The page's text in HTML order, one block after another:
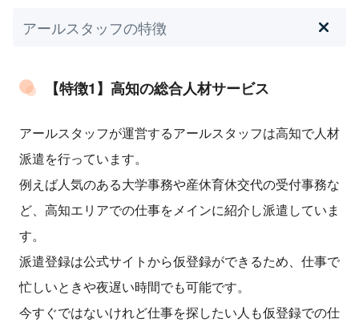
アールスタッフの特徴
【特徴1】高知の総合人材サービス
アールスタッフが運営するアールスタッフは高知で人材
派遣を行っています。
例えば人気のある大学事務や産休育休交代の受付事務な
ど、高知エリアでの仕事をメインに紹介し派遣していま
す。
派遣登録は公式サイトから仮登録ができるため、仕事で
忙しいときや夜遅い時間でも可能です。
今すぐではないけれど仕事を探したい人も仮登録での仕